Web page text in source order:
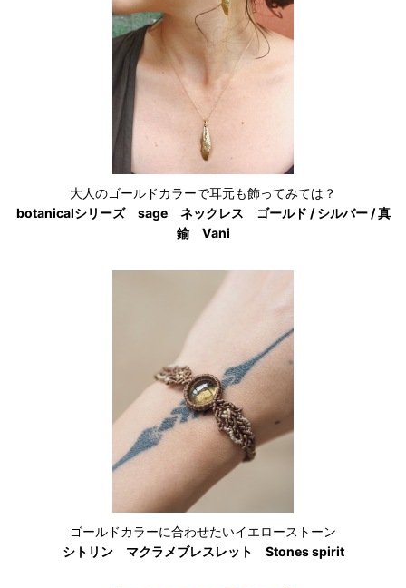
大人のゴールドカラーで耳元も飾ってみては？
botanicalシリーズ sage ネックレス ゴールド / シルバー / 真
鍮 Vani
ゴールドカラーに合わせたいイエローストーン
シトリン マクラメブレスレット Stones spirit